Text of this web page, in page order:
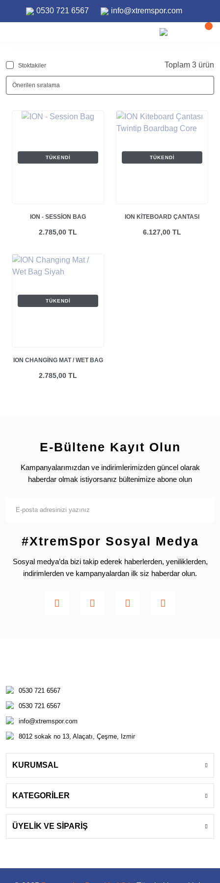
0530 721 6567 info@xtremspor.com
Stoktakiler Toplam 3 ürün
TÜKENDI
ION - SESSION BAG
2.785,00 TL
TÜKENDI
ION KITEBOARD ÇANTASI
6.127,00 TL
TÜKENDI
ION CHANGING MAT / WET BAG
2.785,00 TL
E-Bültene Kayıt Olun
Kampanyalarımızdan ve indirimlerimizden güncel olarak
haberdar olmak istiyorsanız bültenimize abone olun
#XtremSpor Sosyal Medya
Sosyal medya’da bizi takip ederek haberlerden, yeniliklerden,
indirimlerden ve kampanyalardan ilk siz haberdar olun.
0530 721 6567
0530 721 6567
info@xtremspor.com
8012 sokak no 13, Alaçatı, Çeşme, Izmir
KURUMSAL
KATEGORİLER
ÜYELİK VE SİPARİŞ